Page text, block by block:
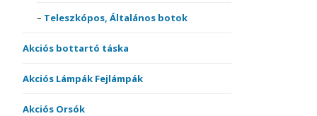
Teleszkópos, Általános botok
Akciós bottartó táska
Akciós Lámpák Fejlámpák
Akciós Orsók